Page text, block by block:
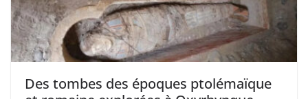
Des tombes des époques ptolémaïque